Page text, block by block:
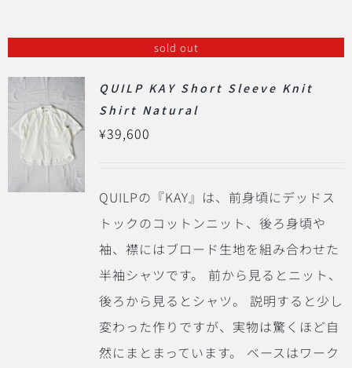
sold out
QUILP KAY Short Sleeve Knit
Shirt Natural
¥39,600
QUILPの『KAY』は、前身頃にデッドス
トックのコットンニット、後ろ身頃や
袖、襟にはブロード生地を組み合わせた
半袖シャツです。 前から見るとニット、
後ろから見るとシャツ。 説明すると少し
変わった作りですが、実物は驚くほど自
然にまとまっています。 ベースはワーク